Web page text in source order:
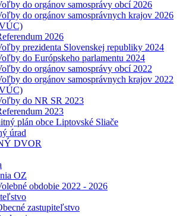
do orgánov samosprávy obcí 2026
do orgánov samosprávnych krajov 2026
2026
prezidenta Slovenskej republiky 2024
do Európskeho parlamentu 2024
do orgánov samosprávy obcí 2022
do orgánov samosprávnych krajov 2022
do NR SR 2023
2023
plán obce Liptovské Sliače
úrad
DVOR
OZ
obdobie 2022 - 2026
zastupiteľstvo